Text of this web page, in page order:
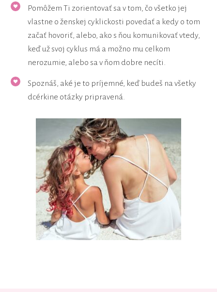
Pomôžem Ti zorientovať sa v tom, čo všetko jej
vlastne o ženskej cyklickosti povedať a kedy o tom
začať hovoriť, alebo, ako s ňou komunikovať vtedy,
keď už svoj cyklus má a možno mu celkom
nerozumie, alebo sa v ňom dobre necíti.
Spoznáš, aké je to príjemné, keď budeš na všetky
dcérkine otázky pripravená.